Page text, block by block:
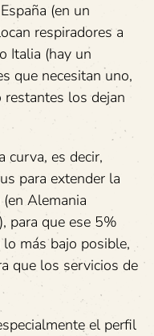
(en un
respiradores a
Italia (hay un
que necesitan uno,
los dejan
curva, es decir,
para extender la
Alemania
para que ese 5%
más bajo posible,
que los servicios de
el perfil